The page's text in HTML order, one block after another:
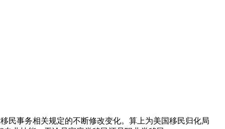
民事务相关规定的不断修改变化。算上为美国移民归化局